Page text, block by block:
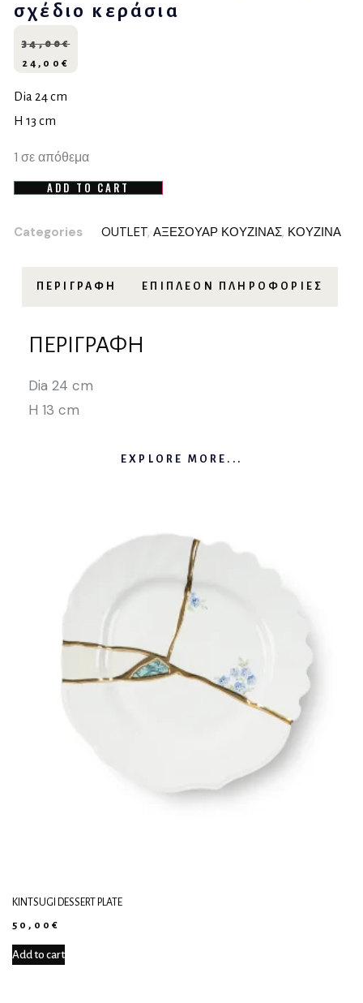
σχέδιο κεράσια
34,00€
24,00 €
Dia 24 cm
H 13 cm
1 σε απόθεμα
ADD TO CART
Categories OUTLET, ΑΞΕΣΟΥΑΡ ΚΟΥΖΙΝΑΣ, ΚΟΥΖΙΝΑ
ΠΕΡΙΓΡΑΦΉ ΕΠΙΠΛΈΟΝ ΠΛΗΡΟΦΟΡΊΕΣ
ΠΕΡΙΓΡΑΦΉ
Dia 24 cm
H 13 cm
EXPLORE MORE...
KINTSUGI DESSERT PLATE
50,00 €
Add to cart